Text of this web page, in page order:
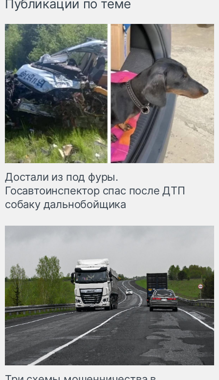
Публикации по теме
Достали из под фуры.
Госавтоинспектор спас после ДТП
собаку дальнобойщика